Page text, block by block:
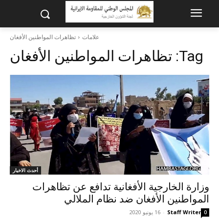
علامات تظاهرات المواطنين الأفغان
Tag: تظاهرات المواطنين الأفغان
أحدث الاخبار
وزارة الخارجية الأفغانية تدافع عن تظاهرات
المواطنين الأفغان ضد نظام الملالي
Staff Writer
- 16 يونيو 2020 0